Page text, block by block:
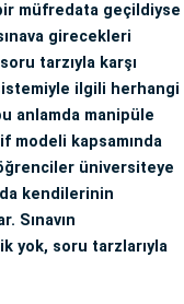
müfredata geçildiyse
girecekleri
tarzıyla karşı
sistemiyle ilgili herhangi
anlamda manipüle
modeli kapsamında
üniversiteye
kendilerinin
Sınavın
yok, soru tarzlarıyla